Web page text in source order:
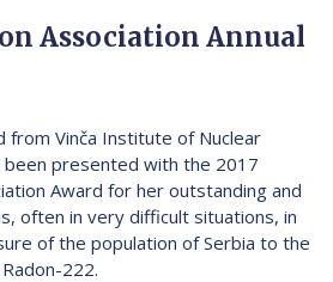
Association Annual
from Vinča Institute of Nuclear
been presented with the 2017
Award for her outstanding and
often in very difficult situations, in
of the population of Serbia to the
222.